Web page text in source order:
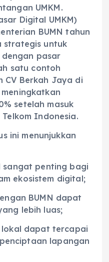
UMKM.
Digital UMKM)
BUMN tahun
strategis untuk
dengan pasar
satu contoh
CV Berkah Jaya di
setelah masuk
Indonesia.
ini menunjukkan
sangat penting bagi
ekosistem digital;
BUMN dapat
lebih luas;
lokal dapat tercapai
lapangan